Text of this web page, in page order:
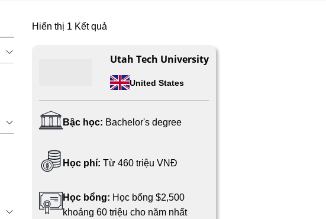
Hiển thị 1 Kết quả
Utah Tech University
United States
Bậc học: Bachelor's degree
Học phí: Từ 460 triệu VNĐ
Học bổng: Học bổng $2,500
khoảng 60 triệu cho năm nhất